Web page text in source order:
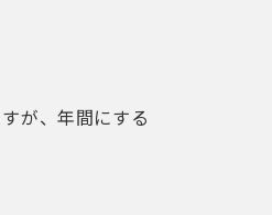
が、年間にする